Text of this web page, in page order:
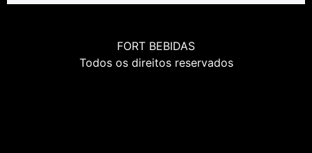
FORT BEBIDAS
Todos os direitos reservados